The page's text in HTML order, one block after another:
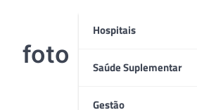
Hospitais
Saúde Suplementar
Gestão
foto